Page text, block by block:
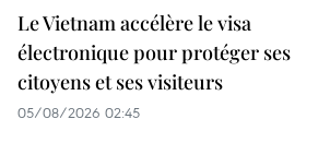
Le Vietnam accélère le visa
électronique pour protéger ses
citoyens et ses visiteurs
05/08/2026 02:45